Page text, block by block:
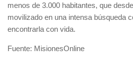
menos de 3.000 habitantes, que
movilizado en una intensa búsqueda
encontrarla con vida.
Fuente: MisionesOnline